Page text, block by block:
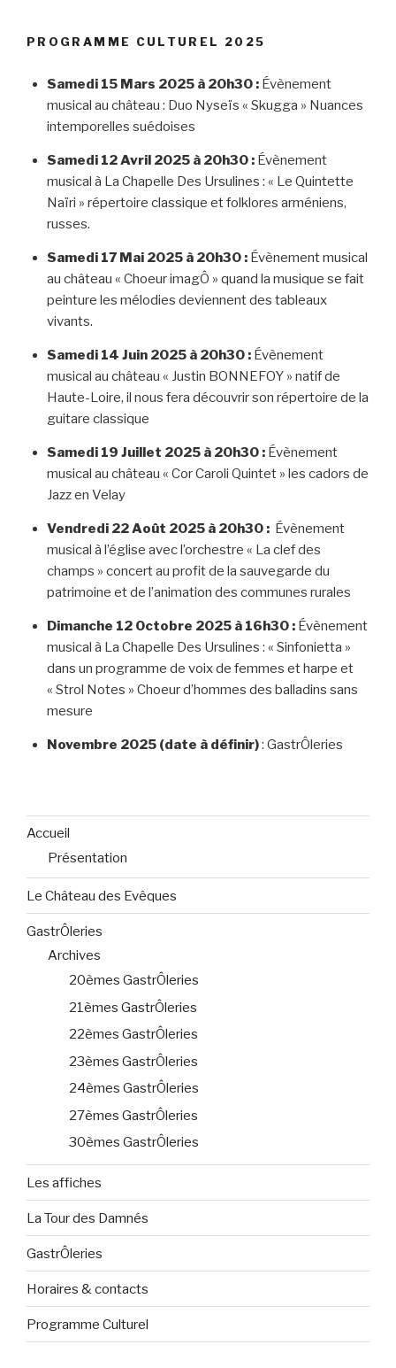
PROGRAMME CULTUREL 2025
Samedi 15 Mars 2025 à 20h30 :Évènement
musical au château : Duo Nyseïs « Skugga » Nuances
intemporelles suédoises
Samedi 12 Avril 2025 à 20h30 :Évènement
musical à La Chapelle Des Ursulines : « Le Quintette
Naïri » répertoire classique et folklores arméniens,
russes.
Samedi 17 Mai 2025 à 20h30 : Évènement musical
au château « Choeur imagÔ » quand la musique se fait
peinture les mélodies deviennent des tableaux
vivants.
Samedi 14 Juin 2025 à 20h30 : Évènement
musical au château « Justin BONNEFOY » natif de
Haute-Loire, il nous fera découvrir son répertoire de la
guitare classique
Samedi 19 Juillet 2025 à 20h30 :Évènement
musical au château « Cor Caroli Quintet » les cadors de
Jazz en Velay
Vendredi 22 Août 2025 à 20h30 :Évènement
musical à l’église avec l’orchestre « La clef des
champs » concert au profit de la sauvegarde du
patrimoine et de l’animation des communes rurales
Dimanche 12 Octobre 2025 à 16h30 :Évènement
musical à La Chapelle Des Ursulines : « Sinfonietta »
dans un programme de voix de femmes et harpe et
« Strol Notes » Choeur d’hommes des balladins sans
mesure
Novembre 2025 (date à définir): GastrÔleries
Accueil
Présentation
Le Château des Evêques
GastrÔleries
Archives
20èmes GastrÔleries
21èmes GastrÔleries
22èmes GastrÔleries
23èmes GastrÔleries
24èmes GastrÔleries
27èmes GastrÔleries
30èmes GastrÔleries
Les affiches
La Tour des Damnés
GastrÔleries
Horaires & contacts
Programme Culturel